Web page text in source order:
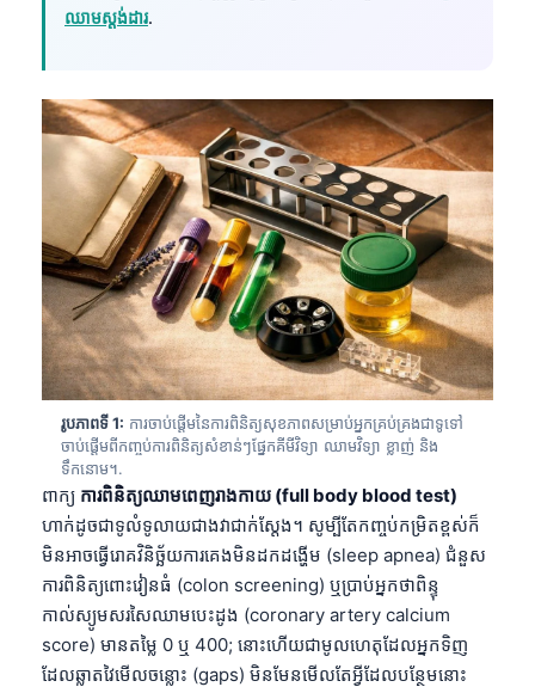
ឈាមស្តង់ដារ.
រូបភាពទី 1: ការចាប់ផ្តើមនៃការពិនិត្យសុខភាពសម្រាប់អ្នកគ្រប់គ្រងជាទូទៅ
ចាប់ផ្តើមពីកញ្ចប់ការពិនិត្យសំខាន់ៗផ្នែកគីមីវិទ្យា ឈាមវិទ្យា ខ្លាញ់ និង
ទឹកនោម។.
ពាក្យ ការពិនិត្យឈាមពេញរាងកាយ (full body blood test)
ហាក់ដូចជាទូលំទូលាយជាងវាជាក់ស្តែង។ សូម្បីតែកញ្ចប់កម្រិតខ្ពស់ក៏
មិនអាចធ្វើរោគវិនិច្ឆ័យការគេងមិនដកដង្ហើម (sleep apnea) ជំនួស
ការពិនិត្យពោះវៀនធំ (colon screening) ឬប្រាប់អ្នកថាពិន្ទុ
កាល់ស្យូមសរសៃឈាមបេះដូង (coronary artery calcium
score) មានតម្លៃ 0 ឬ 400; នោះហើយជាមូលហេតុដែលអ្នកទិញ
ដែលឆ្លាតវៃមើលចន្លោះ (gaps) មិនមែនមើលតែអ្វីដែលបន្ថែមនោះ